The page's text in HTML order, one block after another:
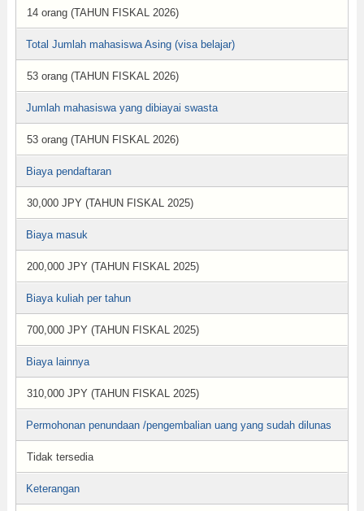
14 orang (TAHUN FISKAL 2026)
Total Jumlah mahasiswa Asing (visa belajar)
53 orang (TAHUN FISKAL 2026)
Jumlah mahasiswa yang dibiayai swasta
53 orang (TAHUN FISKAL 2026)
Biaya pendaftaran
30,000 JPY (TAHUN FISKAL 2025)
Biaya masuk
200,000 JPY (TAHUN FISKAL 2025)
Biaya kuliah per tahun
700,000 JPY (TAHUN FISKAL 2025)
Biaya lainnya
310,000 JPY (TAHUN FISKAL 2025)
Permohonan penundaan /pengembalian uang yang sudah dilunas
Tidak tersedia
Keterangan